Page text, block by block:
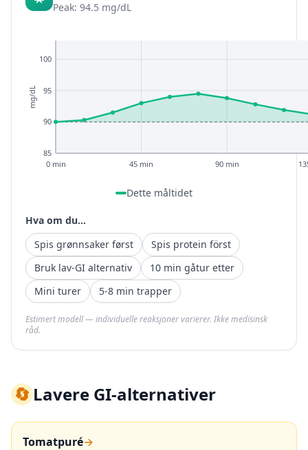
Peak: 94.5 mg/dL
85
90
95
100
0 min 45 min 90 min
mg/dL
Dette måltidet
Hva om du...
Spis grønnsaker først
Spis protein först
Bruk lav-GI alternativ
10 min gåtur etter
Mini turer
5-8 min trapper
Estimert modell — individuelle reaksjoner varierer. Ikke medisinsk
råd.
🔄Lavere GI-alternativer
Tomatpuré→